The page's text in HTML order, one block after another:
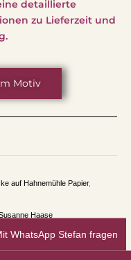
detaillierte
zu Lieferzeit und
Motiv
auf Hahnemühle Papier,
Haase
WhatsApp Stefan fragen